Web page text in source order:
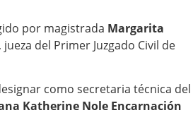
por magistrada Margarita
, jueza del Primer Juzgado Civil de
como secretaria técnica del
Katherine Nole Encarnación